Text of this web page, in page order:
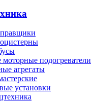
подогреватели
агрегаты
установки